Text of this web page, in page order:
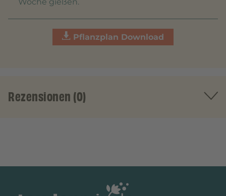
Woche gießen.
Pflanzplan Download
Rezensionen (0)